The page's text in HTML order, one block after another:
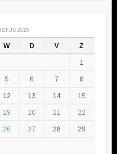
2015
W D V Z
1
5 6 7 8
12 13 14 15
19 20 21 22
26 27 28 29